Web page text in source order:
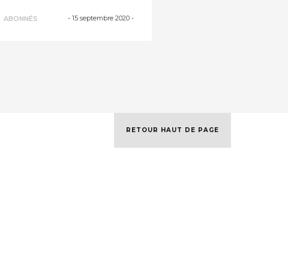
ABONNÉS - 15 septembre 2020 -
RETOUR HAUT DE PAGE